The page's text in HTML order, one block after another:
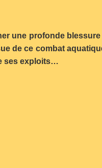
une profonde
de ce combat
ses exploits…